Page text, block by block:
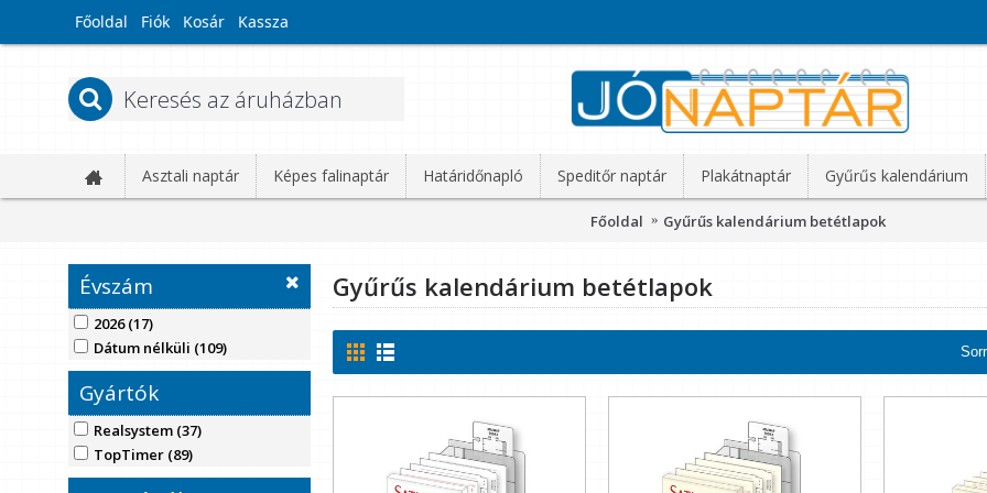
Főoldal Fiók Kosár Kassza
Asztali naptár Képes falinaptár Határidőnapló Speditőr naptár Plakátnaptár Gyűrűs kalendárium
Főoldal Gyűrűs kalendárium betétlapok
Évszám
2026 (17)
Dátum nélküli (109)
Gyártók
Realsystem (37)
TopTimer (89)
Gyűrűs kalendárium betétlapok